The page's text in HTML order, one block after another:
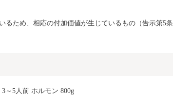
るため、相応の付加価値が生じているもの（告示第5条
～5人前 ホルモン 800g